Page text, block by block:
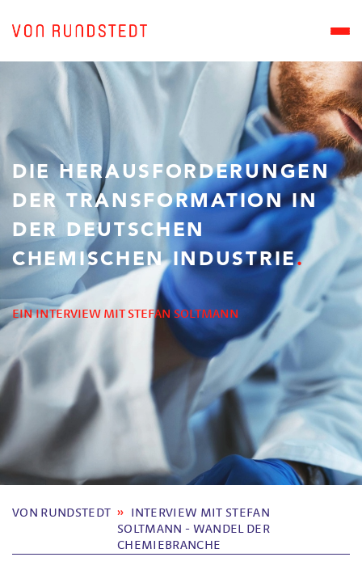
DIE HERAUSFORDERUNGEN
DER TRANSFORMATION IN
DER DEUTSCHEN
CHEMISCHEN INDUSTRIE
EIN INTERVIEW MIT STEFAN SOLTMANN
VON RUNDSTEDT
INTERVIEW MIT STEFAN
SOLTMANN - WANDEL DER
CHEMIEBRANCHE